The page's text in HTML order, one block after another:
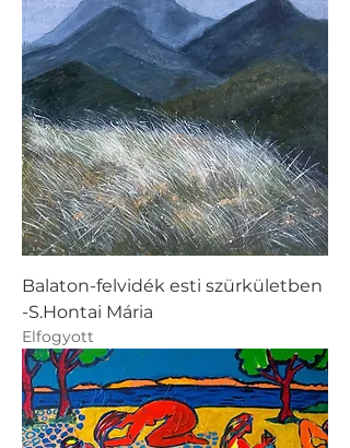
Balaton-felvidék esti szürkületben
-S.Hontai Mária
Elfogyott